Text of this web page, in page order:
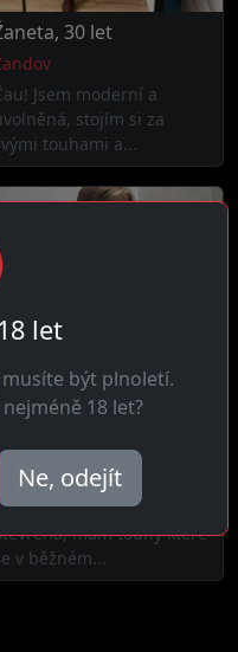
30 let
Jsem moderní a
stojím si za
touhami a...
23 let
3 km daleko
Jsem zvědavá a
mám touhy které
v běžném...
let
být plnoletí.
18 let?
Ne, odejít